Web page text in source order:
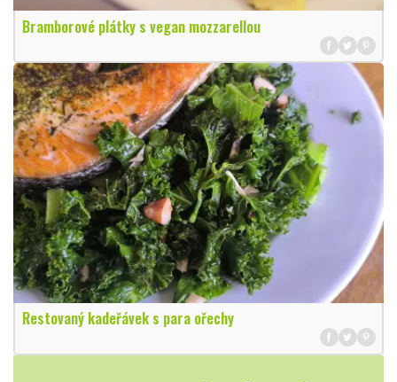
Bramborové plátky s vegan mozzarellou
Restovaný kadeřávek s para ořechy